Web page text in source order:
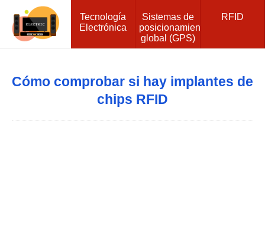
Tecnología
Electrónica
Sistemas de
posicionamiento
global (GPS)
RFID
Cómo comprobar si hay implantes de
chips RFID